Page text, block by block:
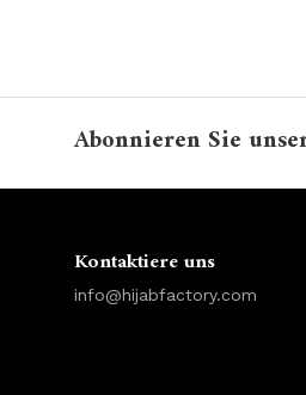
Abonnieren Sie
Kontaktiere uns
info@hijabfactory.com